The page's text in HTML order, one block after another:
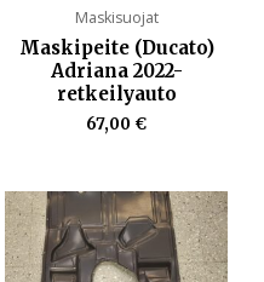
Maskisuojat
Maskipeite (Ducato)
Adriana 2022-
retkeilyauto
67,00 €